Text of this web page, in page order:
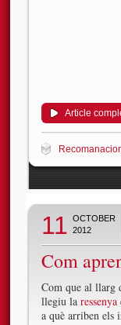
Article
11 OCTOBER
2012
Com
Com que al llarg
llegiu la ressenya
a què arriben els